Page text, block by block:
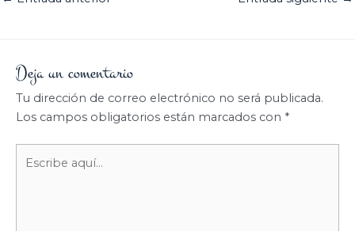
Deja un comentario
Tu dirección de correo electrónico no será publicada.
Los campos obligatorios están marcados con *
aquí...